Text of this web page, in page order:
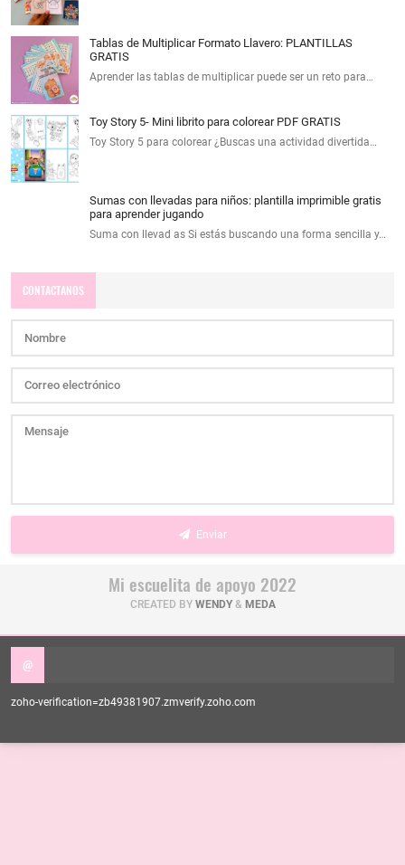
Tablas de Multiplicar Formato Llavero: PLANTILLAS
GRATIS
Aprender las tablas de multiplicar puede ser un reto para…
Toy Story 5- Mini librito para colorear PDF GRATIS
Toy Story 5 para colorear ¿Buscas una actividad divertida…
Sumas con llevadas para niños: plantilla imprimible gratis
para aprender jugando
Suma con llevad as Si estás buscando una forma sencilla y…
CONTACTANOS
Enviar
Mi escuelita de apoyo 2022
CREATED BY WENDY& MEDA
@
zoho-verification=zb49381907.zmverify.zoho.com